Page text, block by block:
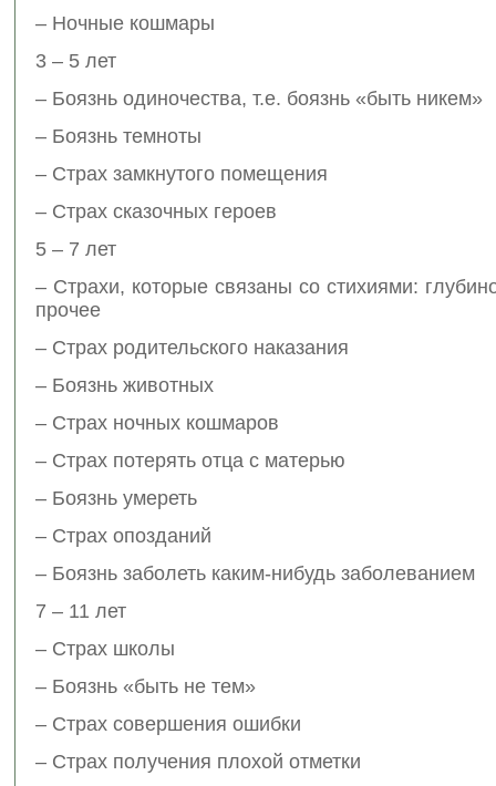
– Ночные кошмары
3 – 5 лет
– Боязнь одиночества, т.е. боязнь «быть никем»
– Боязнь темноты
– Страх замкнутого помещения
– Страх сказочных героев
5 – 7 лет
– Страхи, которые связаны со стихиями:
прочее
– Страх родительского наказания
– Боязнь животных
– Страх ночных кошмаров
– Страх потерять отца с матерью
– Боязнь умереть
– Страх опозданий
– Боязнь заболеть каким-нибудь заболеванием
7 – 11 лет
– Страх школы
– Боязнь «быть не тем»
– Страх совершения ошибки
– Страх получения плохой отметки